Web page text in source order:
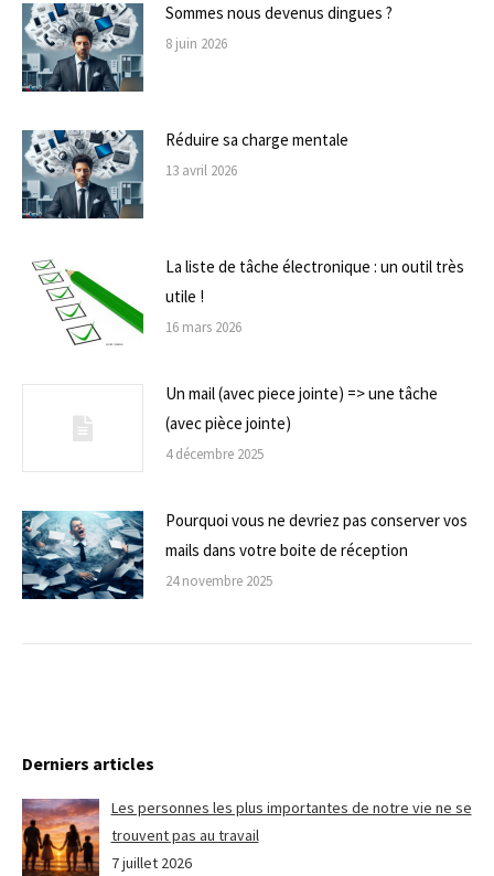
Sommes nous devenus dingues ?
8 juin 2026
Réduire sa charge mentale
13 avril 2026
La liste de tâche électronique : un outil très
utile !
16 mars 2026
Un mail (avec piece jointe) => une tâche
(avec pièce jointe)
4 décembre 2025
Pourquoi vous ne devriez pas conserver vos
mails dans votre boite de réception
24 novembre 2025
Derniers articles
Les personnes les plus importantes de notre vie ne se
trouvent pas au travail
7 juillet 2026